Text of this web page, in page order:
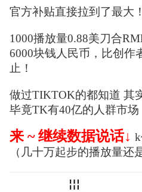
官方补贴直接拉到了最大！
1000播放量0.88美刀合
6000块钱人民币，比创作
止！
做过TIKTOK的都知道 其
毕竟TK有40亿的人群市场
来 ~ 继续数据说话↓
（几十万起步的播放量还